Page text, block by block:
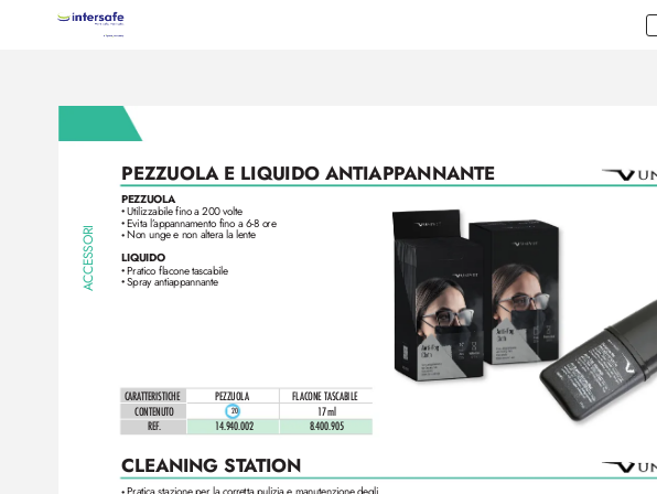
A
CCESSORI
PEZZUOLA
• Utilizzabile fino a 200 volte
• Evita l’appannamento fino a 6-8 ore
• Non unge e non altera la lente
LIQUIDO
• Pratico flacone tascabile
• Spray antiappannante
PEZZUOLA E LIQUIDO ANTIAPPANNANTE
CARATTERISTICHE PEZZUOLA FLACONE TASCABILE
CONTENUTO
20 17 ml
REF. 14.940.002 8.400.905
CLEANING STATION